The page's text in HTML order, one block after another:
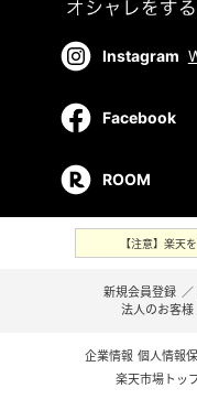
Instagram
Facebook
ROOM
【注意】楽天
新規会員登録 ／
法人のお客様
企業情報 個人情報
楽天市場トッ